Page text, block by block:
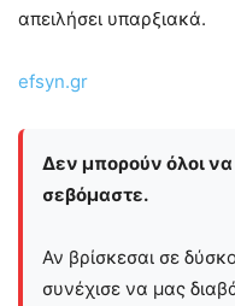
απειλήσει υπαρξιακά.
efsyn.gr
Δεν μπορούν όλοι
σεβόμαστε.
Αν βρίσκεσαι σε
συνέχισε να μας